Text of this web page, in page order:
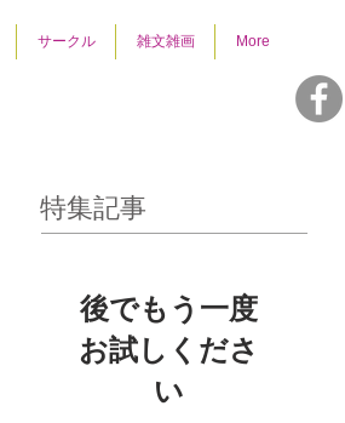
サークル 雑文雑画 More
特集記事
後でもう一度
お試しくださ
い